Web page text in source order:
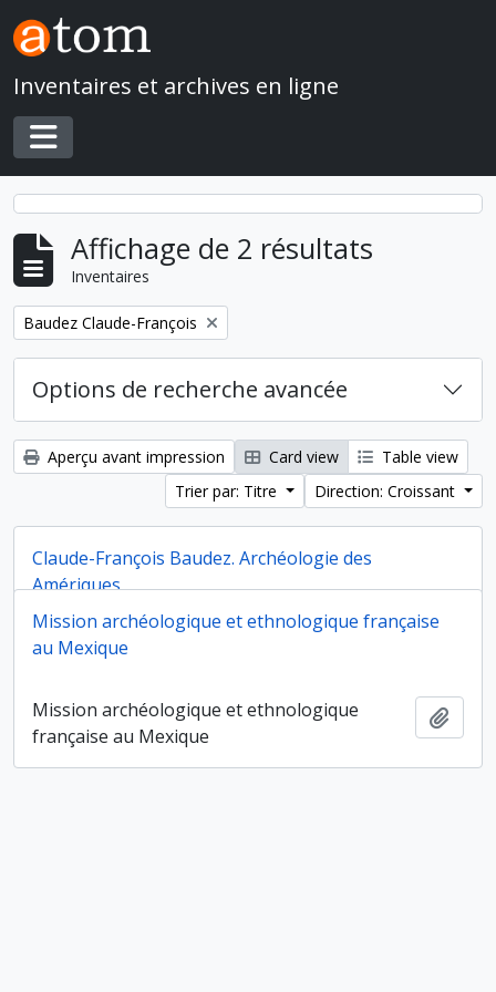
Skip to main content
Inventaires et archives en ligne
Toggle navigation
Affichage de 2 résultats
Inventaires
Remove filter:
Baudez Claude-François
Options de recherche avancée
Aperçu avant impression Card view
Table view
Trier par: Titre
Direction: Croissant
Claude-François Baudez. Archéologie des
Amériques
Claude-François Baudez. Archéologie des
Mission archéologique et ethnologique française
au Mexique
Mission archéologique et ethnologique
française au Mexique